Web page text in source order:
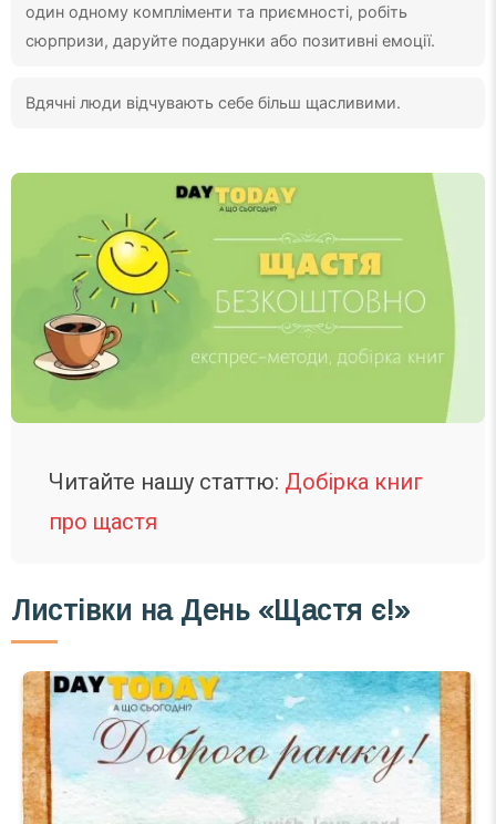
один одному компліменти та приємності, робіть
сюрпризи, даруйте подарунки або позитивні емоції.
Вдячні люди відчувають себе більш щасливими.
Читайте нашу статтю: Добірка книг
про щастя
Листівки на День «Щастя є!»